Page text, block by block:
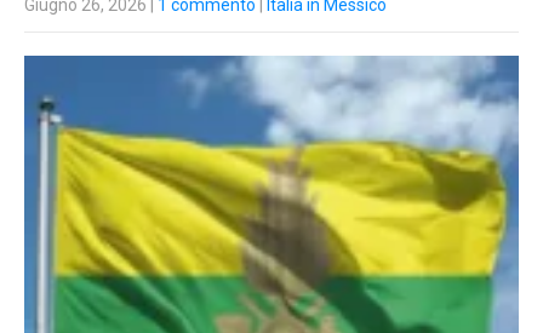
Giugno 26, 2026 1 commento Italia in Messico